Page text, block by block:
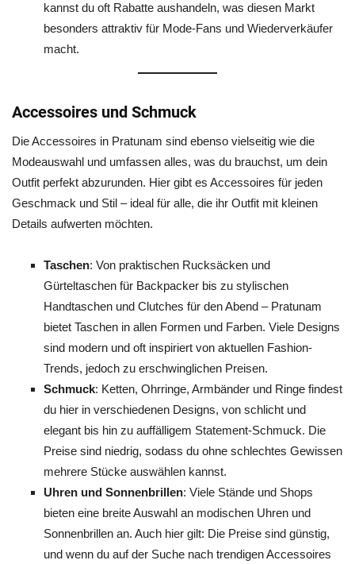
kannst du oft Rabatte aushandeln, was diesen Markt
besonders attraktiv für Mode-Fans und Wiederverkäufer
macht.
Accessoires und Schmuck
Die Accessoires in Pratunam sind ebenso vielseitig wie die
Modeauswahl und umfassen alles, was du brauchst, um dein
Outfit perfekt abzurunden. Hier gibt es Accessoires für jeden
Geschmack und Stil – ideal für alle, die ihr Outfit mit kleinen
Details aufwerten möchten.
Taschen: Von praktischen Rucksäcken und
Gürteltaschen für Backpacker bis zu stylischen
Handtaschen und Clutches für den Abend – Pratunam
bietet Taschen in allen Formen und Farben. Viele Designs
sind modern und oft inspiriert von aktuellen Fashion-
Trends, jedoch zu erschwinglichen Preisen.
Schmuck: Ketten, Ohrringe, Armbänder und Ringe findest
du hier in verschiedenen Designs, von schlicht und
elegant bis hin zu auffälligem Statement-Schmuck. Die
Preise sind niedrig, sodass du ohne schlechtes Gewissen
mehrere Stücke auswählen kannst.
Uhren und Sonnenbrillen: Viele Stände und Shops
bieten eine breite Auswahl an modischen Uhren und
Sonnenbrillen an. Auch hier gilt: Die Preise sind günstig,
und wenn du auf der Suche nach trendigen Accessoires